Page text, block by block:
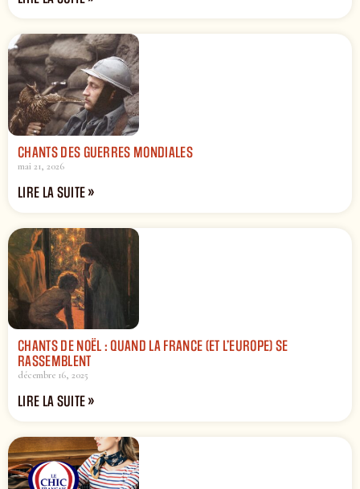
CHANTS DES GUERRES MONDIALES
mai 21, 2026
LIRE LA SUITE »
CHANTS DE NOËL : QUAND LA FRANCE (ET L’EUROPE) SE
RASSEMBLENT
décembre 16, 2025
LIRE LA SUITE »